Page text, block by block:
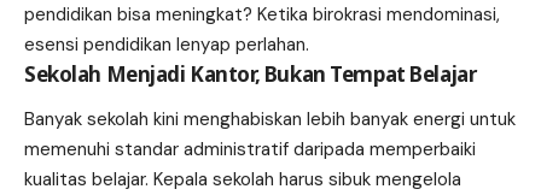
pendidikan bisa meningkat? Ketika birokrasi mendominasi,
esensi pendidikan lenyap perlahan.
Sekolah Menjadi Kantor, Bukan Tempat Belajar
Banyak sekolah kini menghabiskan lebih banyak energi untuk
memenuhi standar administratif daripada memperbaiki
kualitas belajar. Kepala sekolah harus sibuk mengelola